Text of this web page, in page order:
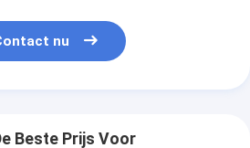
nu
Beste Prijs Voor